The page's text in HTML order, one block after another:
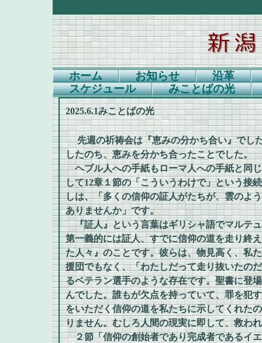
ホーム お知らせ
沿革
スケジュール
みことばの光
2025.6.1みことばの光
先週の祈祷会は『恵みの分かち合い』でし
したのち、恵みを分かち合ったことでした。
ヘブル人への手紙もローマ人への手紙と同
して12章１節の「こういうわけで」という接
しは、「多くの信仰の証人がたちが、雲のよ
ありませんか」です。
『証人』という言葉はギリシャ語でマルテ
第一義的には証人、すでに信仰の道を走り終
た人々』のことです。彼らは、物見高く、私
援団でもなく、「わたしだって走り抜いたの
るベテラン選手のような存在です。聖書に登
んでした。誰もが欠点を持っていて、罪を犯
をいただく信仰の道を私たちに示してくれた
りません。むしろ人間の現実に即して、救わ
２節「信仰の創始者であり完成者であるイ